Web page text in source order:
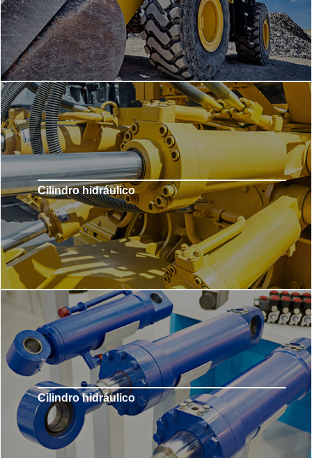
Cilindro hidráulico
Cilindro hidráulico